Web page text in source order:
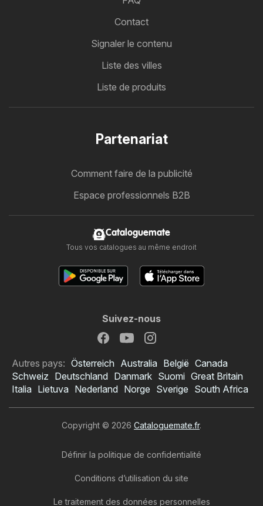
Contact
Signaler le contenu
Liste des villes
Liste de produits
Partenariat
Comment faire de la publicité
Espace professionnels B2B
Cataloguemate
Tous vos catalogues au même endroit
Suivez-nous
Autres pays: Österreich Australia België Canada
Schweiz Deutschland Danmark Suomi Great Britain
Italia Lietuva Nederland Norge Sverige South Africa
Copyright © 2026 Cataloguemate.fr.
Définir la politique de confidentialité
Conditions d’utilisation du site
Le traitement des données personnelles